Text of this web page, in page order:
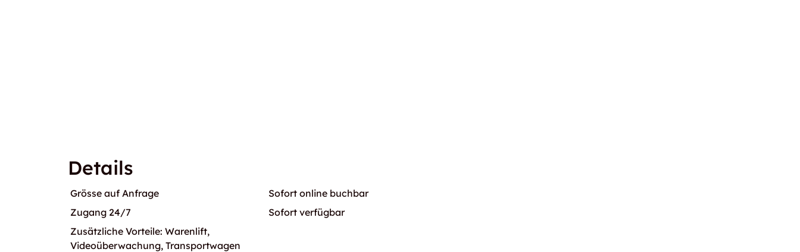
Details
Grösse auf Anfrage
Sofort online buchbar
Zugang 24/7
Sofort verfügbar
Zusätzliche Vorteile: Warenlift,
Videoüberwachung, Transportwagen